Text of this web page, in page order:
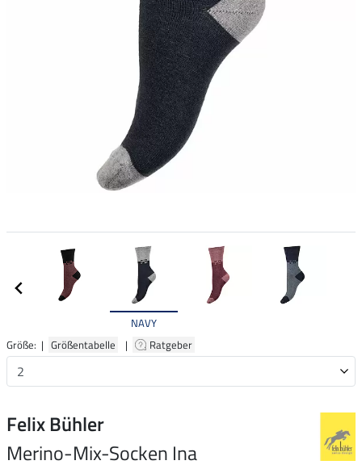
NAVY
Größe: | Größentabelle | Ratgeber
Felix Bühler
Merino-Mix-Socken Ina